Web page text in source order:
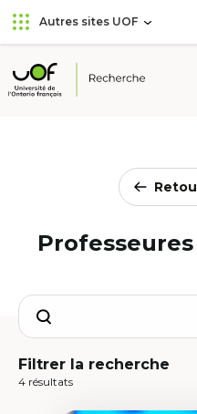
Aller
au
principal
Passer
au
Autres sites UOF
Université
Search
Filtrer la recherche
4 résultats